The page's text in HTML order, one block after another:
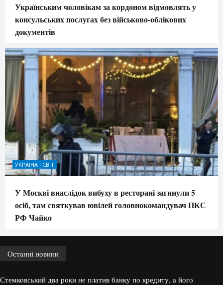
Українським чоловікам за кордоном відмовлять у
консульських послугах без військово-облікових
документів
УКРАЇНА І СВІТ
У Москві внаслідок вибуху в ресторані загинули 5
осіб, там святкував ювілей головнокомандувач ПКС
РФ Чайко
Останні новини
Стемковський два роки не платив банку по кредиту, а його